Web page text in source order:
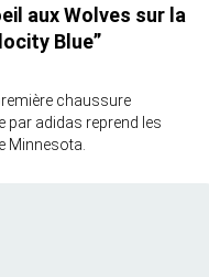
aux Wolves sur la
Blue”
chaussure
par adidas reprend les
Minnesota.